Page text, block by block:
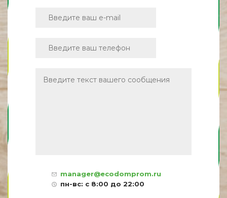
manager@ecodomprom.ru
пн-вс: с 8:00 до 22:00